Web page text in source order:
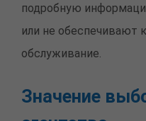
подробную
или не обеспечивают
обслуживание.
Значение